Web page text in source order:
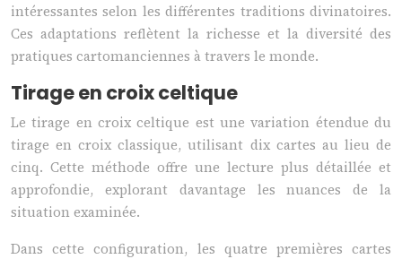
intéressantes selon les différentes traditions divinatoires.
Ces adaptations reflètent la richesse et la diversité des
pratiques cartomanciennes à travers le monde.
Tirage en croix celtique
Le tirage en croix celtique est une variation étendue du
tirage en croix classique, utilisant dix cartes au lieu de
cinq. Cette méthode offre une lecture plus détaillée et
approfondie, explorant davantage les nuances de la
situation examinée.
Dans cette configuration, les quatre premières cartes